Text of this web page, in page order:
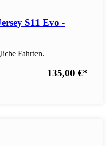
S11 Evo -
Fahrten.
135,00 €*